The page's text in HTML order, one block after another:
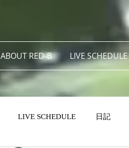
ABOUT RED-B LIVE SCHEDULE
LIVE SCHEDULE 日記